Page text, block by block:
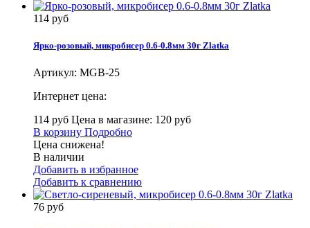
114 руб
Ярко-розовый, микробисер 0.6-0.8мм 30г Zlatka
Артикул: MGB-25
Интернет цена:
114 руб Цена в магазине: 120 руб
В корзину Подробно
Цена снижена!
В наличии
Добавить в избранное
Добавить к сравнению
76 руб